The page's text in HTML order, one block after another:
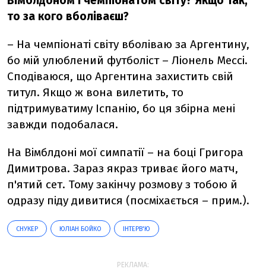
то за кого вболіваєш?
– На чемпіонаті світу вболіваю за Аргентину,
бо мій улюблений футболіст – Ліонель Мессі.
Сподіваюся, що Аргентина захистить свій
титул. Якщо ж вона вилетить, то
підтримуватиму Іспанію, бо ця збірна мені
завжди подобалася.
На Вімблдоні мої симпатії – на боці Григора
Димитрова. Зараз якраз триває його матч,
п'ятий сет. Тому закінчу розмову з тобою й
одразу піду дивитися (посміхається – прим.).
СНУКЕР ЮЛІАН БОЙКО ІНТЕРВ'Ю
РЕКЛАМА: